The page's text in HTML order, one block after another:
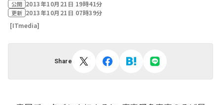
公開 2013年10月21日 19時41分
更新 2013年10月21日 07時39分
[ITmedia]
Share